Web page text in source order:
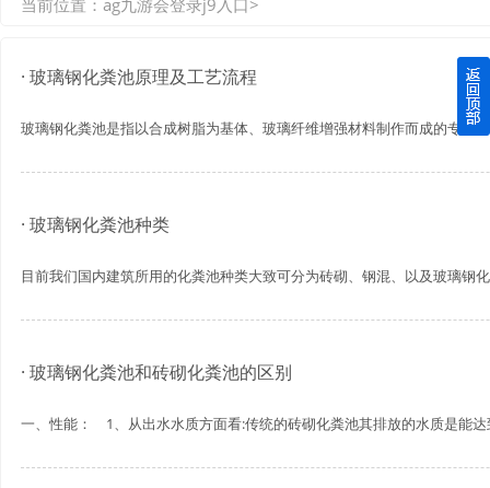
四川玻璃钢化粪池逐渐取代传统玻璃钢化粪池的这几点原因
使用成都玻璃钢化粪池的七大好处你都记住了吗？
当前位置： ag九游会登录j9入口>
· 玻璃钢化粪池原理及工艺流程
玻璃钢化粪池是指以合成树脂为基体、玻璃纤维增强材料制作而成的专门
· 玻璃钢化粪池种类
目前我们国内建筑所用的化粪池种类大致可分为砖砌、钢混、以及玻璃钢
· 玻璃钢化粪池和砖砌化粪池的区别
一、性能： 1、从出水水质方面看:传统的砖砌化粪池其排放的水质是能达